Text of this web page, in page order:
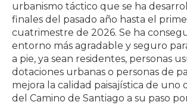
urbanismo táctico que se ha
finales del pasado año hasta el
cuatrimestre de 2026. Se ha
entorno más agradable y seguro
a pie, ya sean residentes, personas
dotaciones urbanas o personas de
mejora la calidad paisajística de uno
del Camino de Santiago a su paso